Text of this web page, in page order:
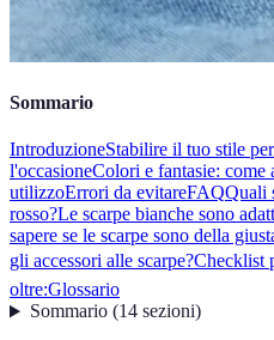
Sommario
IntroduzioneStabilire il tuo stile
l'occasioneColori e fantasie: come
utilizzoErrori da evitareFAQQuali
rosso?Le scarpe bianche sono
sapere se le scarpe sono della
gli accessori alle scarpe?Checklist
oltre:Glossario
Sommario(14 sezioni)